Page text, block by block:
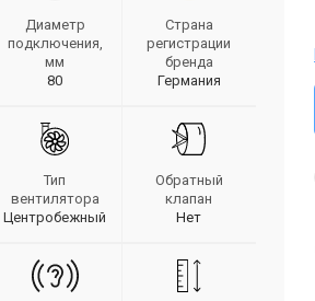
Диаметр
подключения,
мм
80
Страна
регистрации
бренда
Германия
Тип
вентилятора
Центробежный
Обратный
клапан
Нет